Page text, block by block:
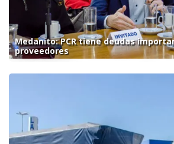
Medanito: PCR tiene deudas
proveedores